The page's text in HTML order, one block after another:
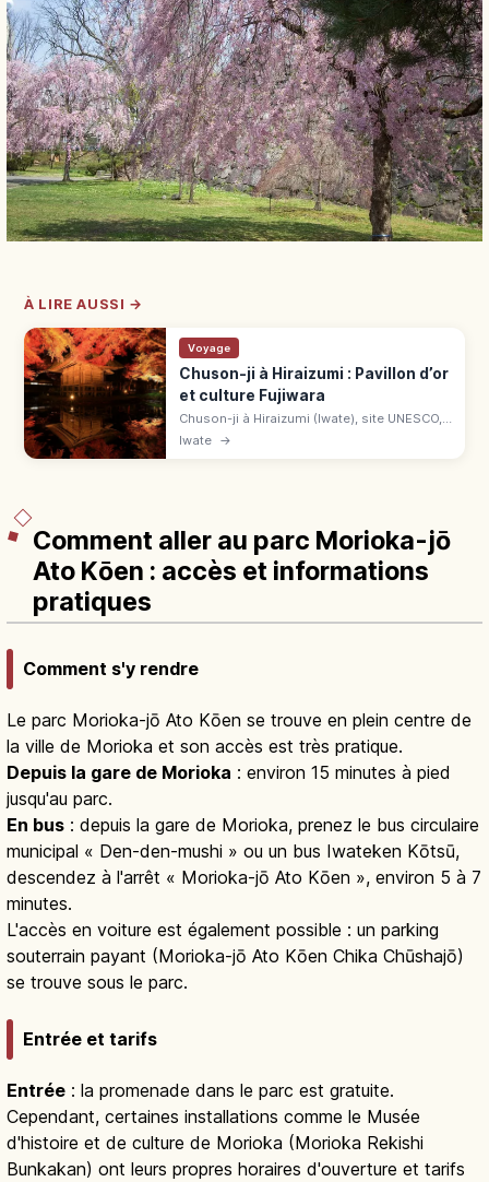
À LIRE AUSSI →
Voyage
Chuson-ji à Hiraizumi : Pavillon d’or
et culture Fujiwara
Chuson-ji à Hiraizumi (Iwate), site UNESCO,
abrite le Pavillon d'or Konjikido. Culture des
Iwate →
Comment aller au parc Morioka-jō
Ato Kōen : accès et informations
pratiques
Comment s'y rendre
Le parc Morioka-jō Ato Kōen se trouve en plein centre de
la ville de Morioka et son accès est très pratique.
Depuis la gare de Morioka : environ 15 minutes à pied
jusqu'au parc.
En bus : depuis la gare de Morioka, prenez le bus circulaire
municipal « Den-den-mushi » ou un bus Iwateken Kōtsū,
descendez à l'arrêt « Morioka-jō Ato Kōen », environ 5 à 7
minutes.
L'accès en voiture est également possible : un parking
souterrain payant (Morioka-jō Ato Kōen Chika Chūshajō)
se trouve sous le parc.
Entrée et tarifs
Entrée : la promenade dans le parc est gratuite.
Cependant, certaines installations comme le Musée
d'histoire et de culture de Morioka (Morioka Rekishi
Bunkakan) ont leurs propres horaires d'ouverture et tarifs